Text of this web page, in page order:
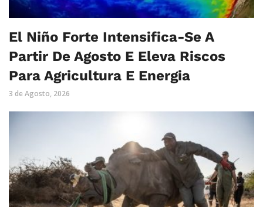
El Niño Forte Intensifica-Se A
Partir De Agosto E Eleva Riscos
Para Agricultura E Energia
3 de Agosto, 2026